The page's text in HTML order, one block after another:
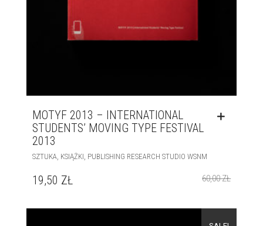
MOTYF 2013 – INTERNATIONAL
STUDENTS’ MOVING TYPE FESTIVAL
2013
SZTUKA KSIĄŻKI PUBLISHING RESEARCH STUDIO WSNM
60,00ZŁ
19,50 ZŁ